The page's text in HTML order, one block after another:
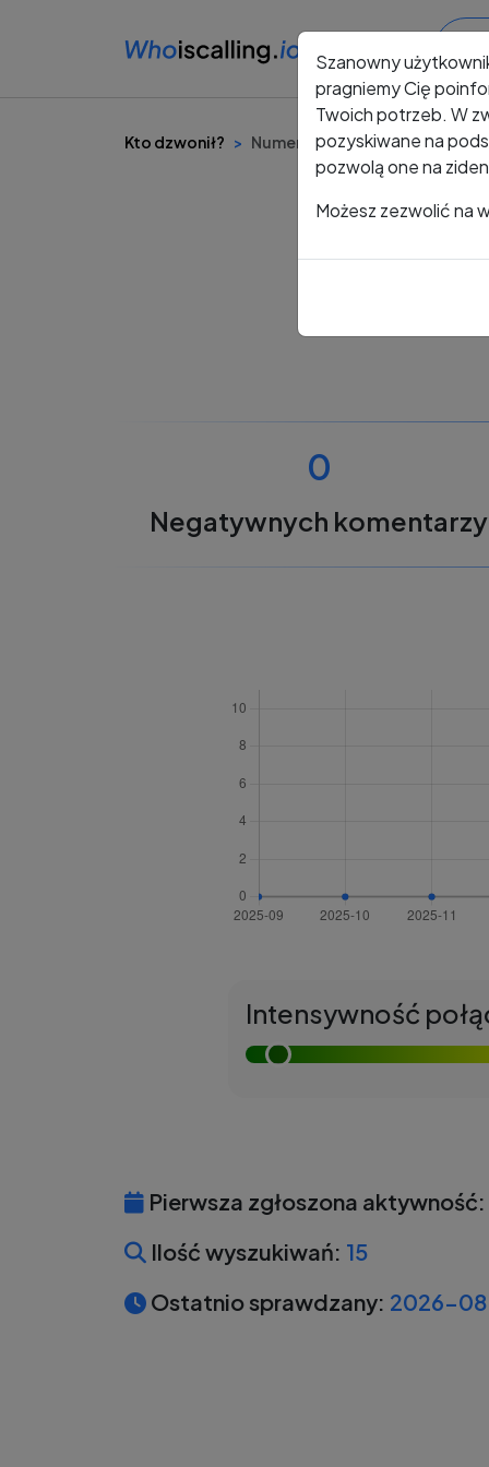
Kto dzwonił? Numer +48 534 581 977
0
Negatywnych komentarzy
Intensywność
Pierwsza zgłoszona aktywność:
Ilość wyszukiwań: 15
Ostatnio sprawdzany: 2026-
Szanowny
pragniemy Cię
Twoich potrzeb. W
pozyskiwane na
pozwolą one na
Możesz zezwolić na